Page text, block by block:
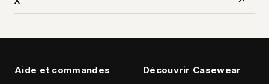
Aide et commandes Découvrir Casewear